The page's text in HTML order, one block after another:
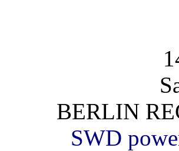
BERLIN
SWD